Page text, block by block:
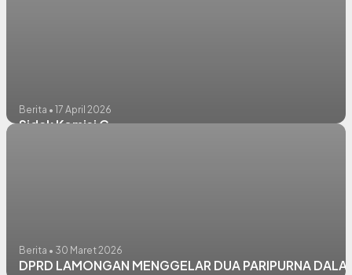
Berita • 17 April 2026
Sidak Komisi C
Berita • 30 Maret 2026
DPRD LAMONGAN MENGGELAR DUA PARIPURNA